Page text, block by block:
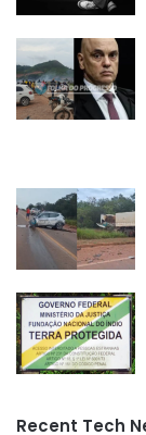
Recent Tech